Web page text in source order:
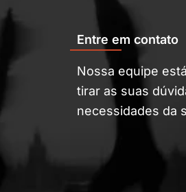
Entre em contato
Nossa equipe
tirar as suas
necessidades da